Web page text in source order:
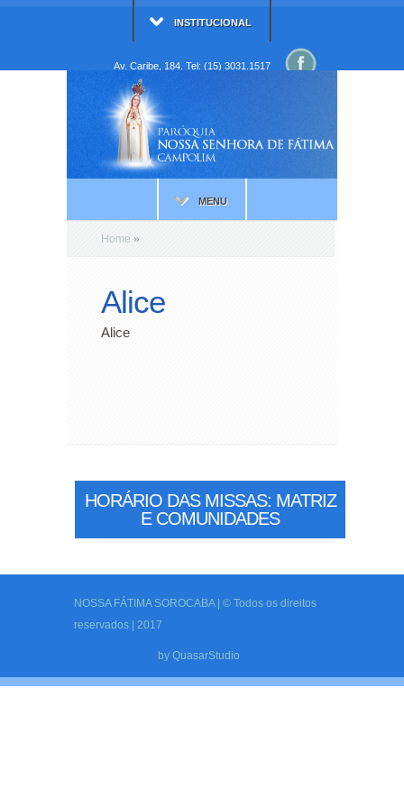
INSTITUCIONAL
Av. Caribe, 184. Tel: (15) 3031.1517
MENU
Home »
Alice
Alice
HORÁRIO DAS MISSAS: MATRIZ
E COMUNIDADES
NOSSA FÁTIMA SOROCABA | © Todos os direitos
reservados | 2017
by QuasarStudio